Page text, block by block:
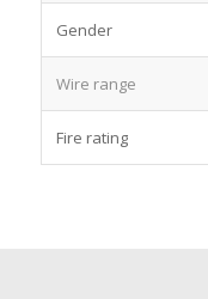
Gender
Wire range
Fire rating